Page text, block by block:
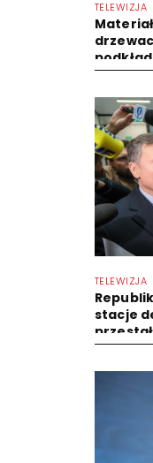
TELEWIZJA
TELEWIZJA
stacje